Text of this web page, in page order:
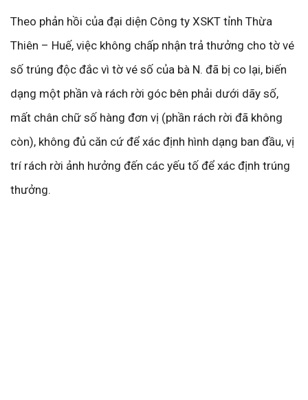
Theo phản hồi của đại diện Công ty XSKT tỉnh Thừa
Thiên – Huế, việc không chấp nhận trả thưởng cho tờ vé
số trúng độc đắc vì tờ vé số của bà N. đã bị co lại, biến
dạng một phần và rách rời góc bên phải dưới dãy số,
mất chân chữ số hàng đơn vị (phần rách rời đã không
còn), không đủ căn cứ để xác định hình dạng ban đầu, vị
trí rách rời ảnh hưởng đến các yếu tố để xác định trúng
thưởng.